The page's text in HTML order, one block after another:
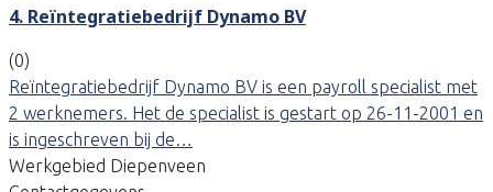
4. Reïntegratiebedrijf Dynamo BV
(0)
Reïntegratiebedrijf Dynamo BV is een payroll specialist met
2 werknemers. Het de specialist is gestart op 26-11-2001 en
is ingeschreven bij de…
Werkgebied Diepenveen